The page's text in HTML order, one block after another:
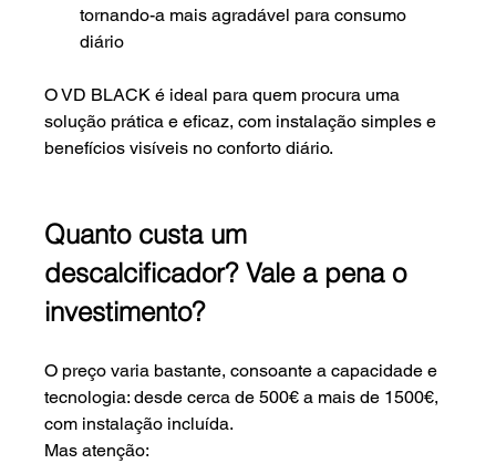
tornando-a mais agradável para consumo
diário
O VD BLACK é ideal para quem procura uma
solução prática e eficaz, com instalação simples e
benefícios visíveis no conforto diário.
Quanto custa um
descalcificador? Vale a pena o
investimento?
O preço varia bastante, consoante a capacidade e
tecnologia: desde cerca de 500€ a mais de 1500€,
com instalação incluída.
Mas atenção: